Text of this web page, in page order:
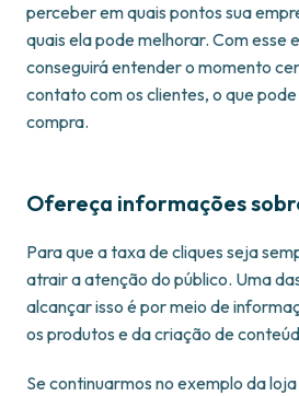
perceber em quais pontos sua
quais ela pode melhorar. Com esse
conseguirá entender o momento
contato com os clientes, o que
compra.
Ofereça informações
Para que a taxa de cliques seja
atrair a atenção do público. Uma
alcançar isso é por meio de
os produtos e da criação de
Se continuarmos no exemplo da